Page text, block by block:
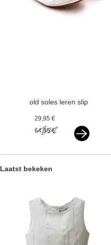
old soles leren slip
paarlemoer wit
29,95 €
64,95 €
Laatst bekeken